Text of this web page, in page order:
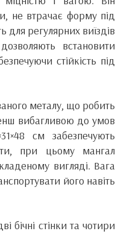
не втрачає форму під
для регулярних виїздів
встановити
стійкість під
металу, що робить
вибагливою до умов
см забезпечують
при цьому мангал
вигляді. Вага
його навіть
бічні стінки та чотири